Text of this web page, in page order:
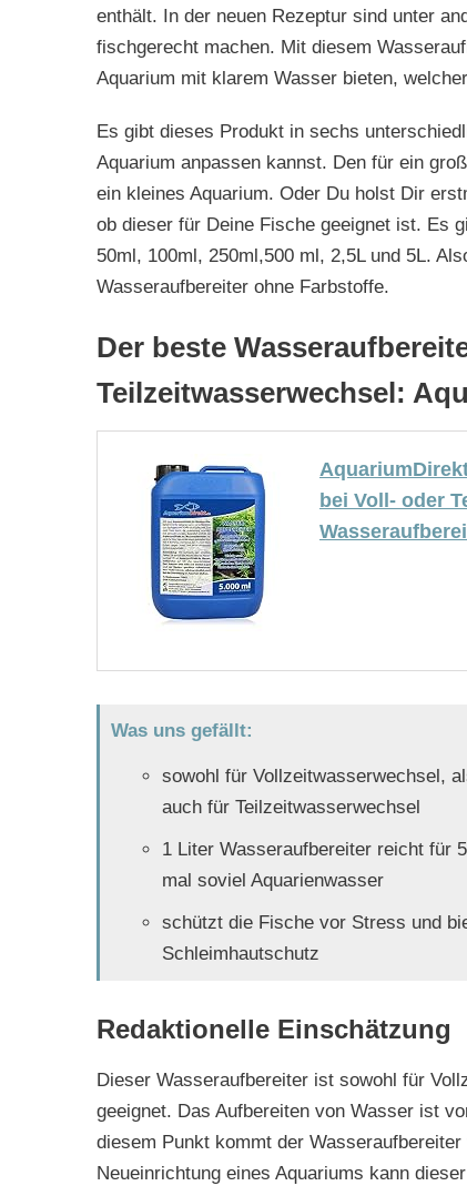
enthält. In der neuen Rezeptur sind unter
fischgerecht machen. Mit diesem
Aquarium mit klarem Wasser bieten,
Es gibt dieses Produkt in sechs
Aquarium anpassen kannst. Den für ein
ein kleines Aquarium. Oder Du holst Dir
ob dieser für Deine Fische geeignet ist. Es
50ml, 100ml, 250ml,500 ml, 2,5L und 5L.
Wasseraufbereiter ohne Farbstoffe.
Der beste
Teilzeitwasserwechsel:
bei Voll- oder
Was uns gefällt:
sowohl für Vollzeitwasserwechsel,
auch für Teilzeitwasserwechsel
1 Liter Wasseraufbereiter reicht für
mal soviel Aquarienwasser
schützt die Fische vor Stress und
Schleimhautschutz
Redaktionelle Einschätzung
Dieser Wasseraufbereiter ist sowohl für
geeignet. Das Aufbereiten von Wasser ist
diesem Punkt kommt der
Neueinrichtung eines Aquariums kann